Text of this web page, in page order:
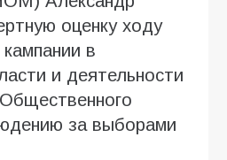
оценку ходу
в
и деятельности
за выборами